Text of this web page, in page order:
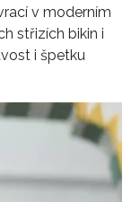
v moderním
střizích bikin i
i špetku